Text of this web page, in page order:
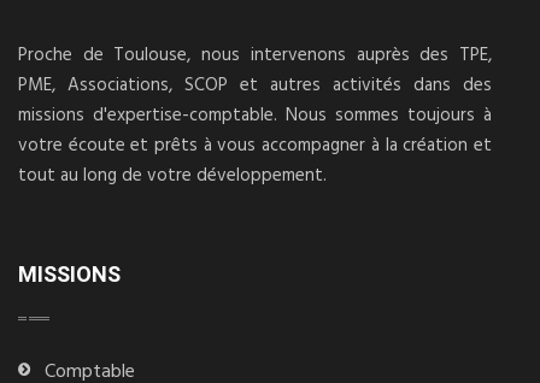
Proche de Toulouse, nous intervenons auprès des TPE,
PME, Associations, SCOP et autres activités dans des
missions d'expertise-comptable. Nous sommes toujours à
votre écoute et prêts à vous accompagner à la création et
tout au long de votre développement.
MISSIONS
Comptable